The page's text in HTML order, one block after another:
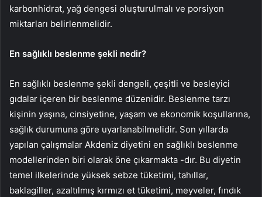
karbonhidrat, yağ dengesi oluşturulmalı ve porsiyon
miktarları belirlenmelidir.
En sağlıklı beslenme şekli nedir?
En sağlıklı beslenme şekli dengeli, çeşitli ve besleyici
gıdalar içeren bir beslenme düzenidir. Beslenme tarzı
kişinin yaşına, cinsiyetine, yaşam ve ekonomik koşullarına,
sağlık durumuna göre uyarlanabilmelidir. Son yıllarda
yapılan çalışmalar Akdeniz diyetini en sağlıklı beslenme
modellerinden biri olarak öne çıkarmakta -dır. Bu diyetin
temel ilkelerinde yüksek sebze tüketimi, tahıllar,
baklagiller, azaltılmış kırmızı et tüketimi, meyveler, fındık